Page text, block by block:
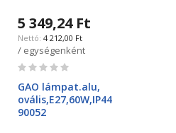
5 349,24 Ft
4 212,00 Ft
/ egységenként
Rating:
GAO lámpat.alu,
ovális,E27,60W,IP44
90052